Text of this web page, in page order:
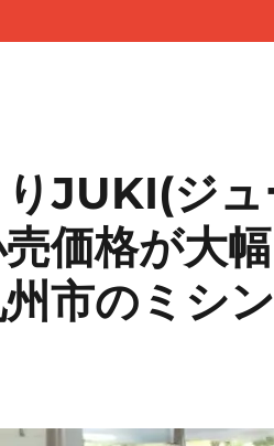
JUKI(ジュ
価格が大
市のミシ